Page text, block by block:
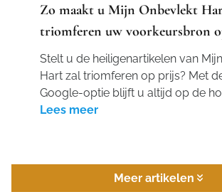
Zo maakt u Mijn Onbevlekt
triomferen uw voorkeursbron
Stelt u de heiligenartikelen van
Hart zal triomferen op prijs? Met
Google-optie blijft u altijd op de
Lees meer
Meer artikelen